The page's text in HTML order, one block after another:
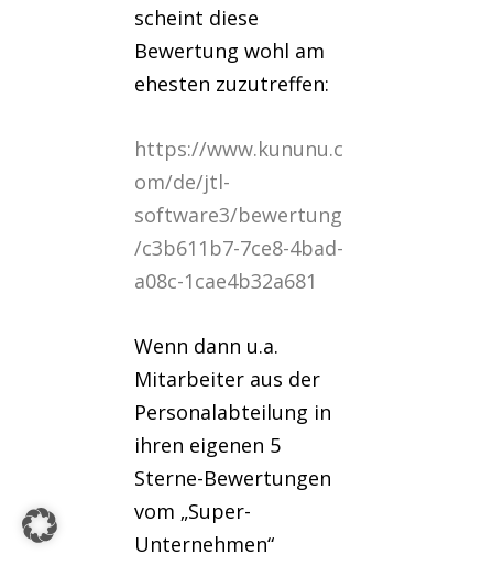
scheint diese
Bewertung wohl am
ehesten zuzutreffen:
https://www.kununu.c
om/de/jtl-
software3/bewertung
/c3b611b7-7ce8-4bad-
a08c-1cae4b32a681
Wenn dann u.a.
Mitarbeiter aus der
Personalabteilung in
ihren eigenen 5
Sterne-Bewertungen
vom „Super-
Unternehmen“